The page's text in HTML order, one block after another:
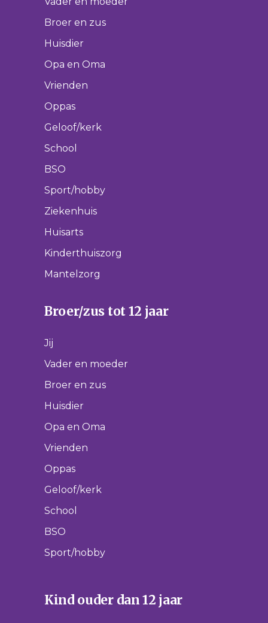
Broer en zus
Huisdier
Opa en Oma
Vrienden
Oppas
Geloof/kerk
School
BSO
Sport/hobby
Ziekenhuis
Huisarts
Kinderthuiszorg
Mantelzorg
Broer/zus tot 12 jaar
Jij
Vader en moeder
Broer en zus
Huisdier
Opa en Oma
Vrienden
Oppas
Geloof/kerk
School
BSO
Sport/hobby
Kind ouder dan 12 jaar